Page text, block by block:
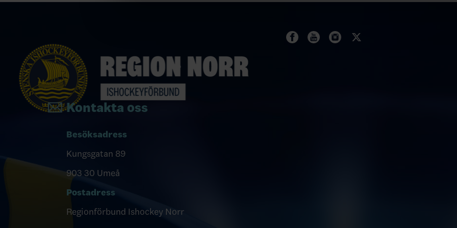
Kontakta oss
Besöksadress
Kungsgatan 89
903 30 Umeå
Postadress
Regionförbund Ishockey Norr